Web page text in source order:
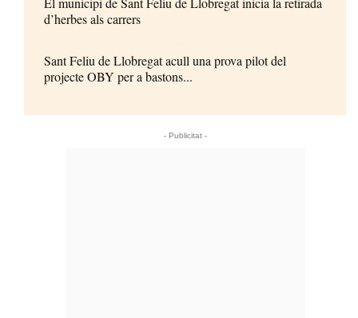
d’herbes als carrers
Sant Feliu de Llobregat acull una prova pilot del
projecte OBY per a bastons...
- Publicitat -